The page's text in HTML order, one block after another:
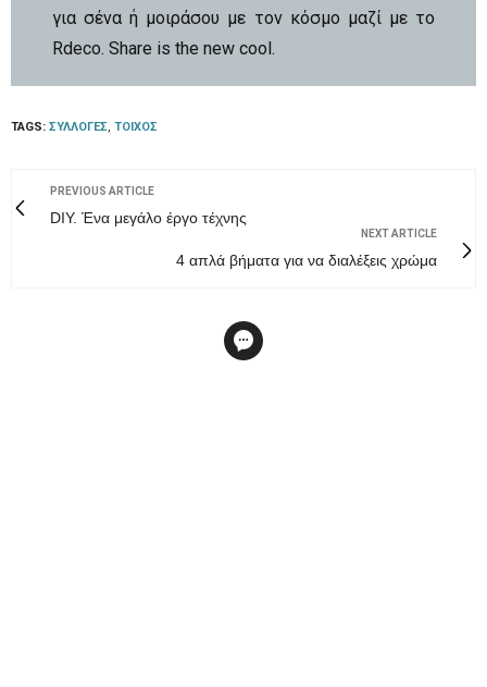
για σένα ή μοιράσου με τον κόσμο μαζί με το
Rdeco. Share is the new cool.
TAGS: ΣΥΛΛΟΓΈΣ, ΤΟΊΧΟΣ
PREVIOUS ARTICLE
DIY. Ένα μεγάλο έργο τέχνης
NEXT ARTICLE
4 απλά βήματα για να διαλέξεις χρώμα